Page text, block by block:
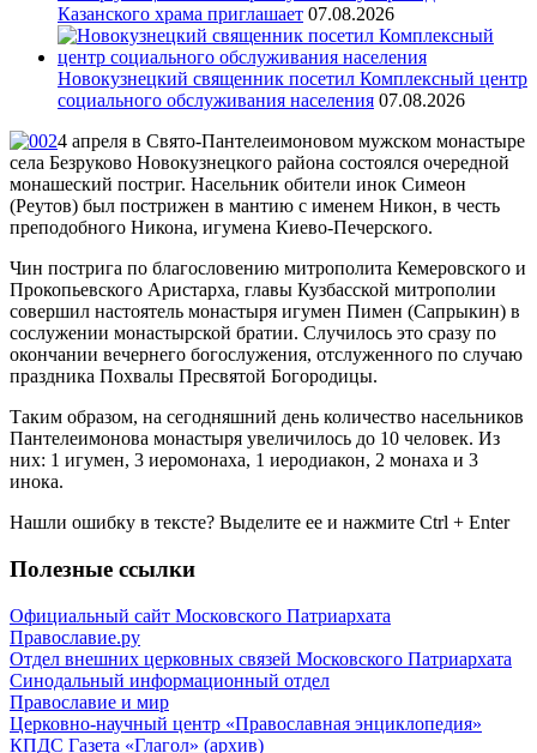
Казанского храма приглашает 07.08.2026
Новокузнецкий священник посетил Комплексный центр
социального обслуживания населения 07.08.2026
4 апреля в Свято-Пантелеимоновом мужском монастыре
села Безруково Новокузнецкого района состоялся очередной
монашеский постриг. Насельник обители инок Симеон
(Реутов) был пострижен в мантию с именем Никон, в честь
преподобного Никона, игумена Киево-Печерского.
Чин пострига по благословению митрополита Кемеровского и
Прокопьевского Аристарха, главы Кузбасской митрополии
совершил настоятель монастыря игумен Пимен (Сапрыкин) в
сослужении монастырской братии. Случилось это сразу по
окончании вечернего богослужения, отслуженного по случаю
праздника Похвалы Пресвятой Богородицы.
Таким образом, на сегодняшний день количество насельников
Пантелеимонова монастыря увеличилось до 10 человек. Из
них: 1 игумен, 3 иеромонаха, 1 иеродиакон, 2 монаха и 3
инока.
Нашли ошибку в тексте? Выделите ее и нажмите Ctrl + Enter
Полезные ссылки
Официальный сайт Московского Патриархата
Православие.ру
Отдел внешних церковных связей Московского Патриархата
Синодальный информационный отдел
Православие и мир
Церковно-научный центр «Православная энциклопедия»
КПДС Газета «Глагол» (архив)